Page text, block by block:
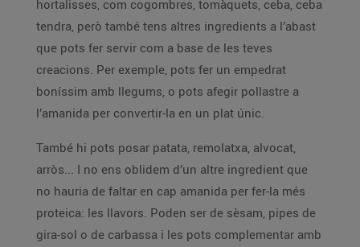
hortalisses, com cogombres, tomàquets, ceba, ceba
tendra, però també tens altres ingredients a l’abast
que pots fer servir com a base de les teves
creacions. Per exemple, pots fer un empedrat
boníssim amb llegums, o pots afegir pollastre a
l’amanida per convertir-la en un plat únic.
També hi pots posar patata, remolatxa, alvocat,
arròs... I no ens oblidem d’un altre ingredient que
no hauria de faltar en cap amanida per fer-la més
proteica: les llavors. Poden ser de sèsam, pipes de
gira-sol o de carbassa i les pots complementar amb